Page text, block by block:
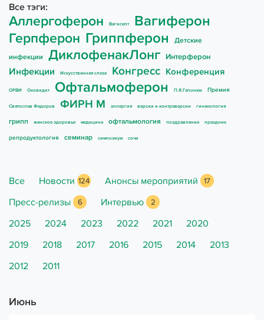
Все тэги:
Аллергоферон Вагисепт Вагиферон
Герпферон Гриппферон
Детские
инфекции
ДиклофенакЛонг Интерферон
Инфекции Искусственная слеза Конгресс Конференция
ОРВИ Оковидит Офтальмоферон П.Я.Гапонюк Премия
Святослав Федоров ФИРН М аллергия версии и контраверсии гинекология
грипп женское здоровье медицина офтальмология поздравление праздник
репродуктология семинар симпозиум сочи
Все Новости 124 Анонсы мероприятий 17
Пресс-релизы 6 Интервью 2
2025 2024 2023 2022 2021
2020
2019
2018 2017 2016 2015 2014
2013
2012
2011
Июнь
Выберите препарат
Сообщение
Статьи
Исследования
Вопросы и Ответы
Для специалистов